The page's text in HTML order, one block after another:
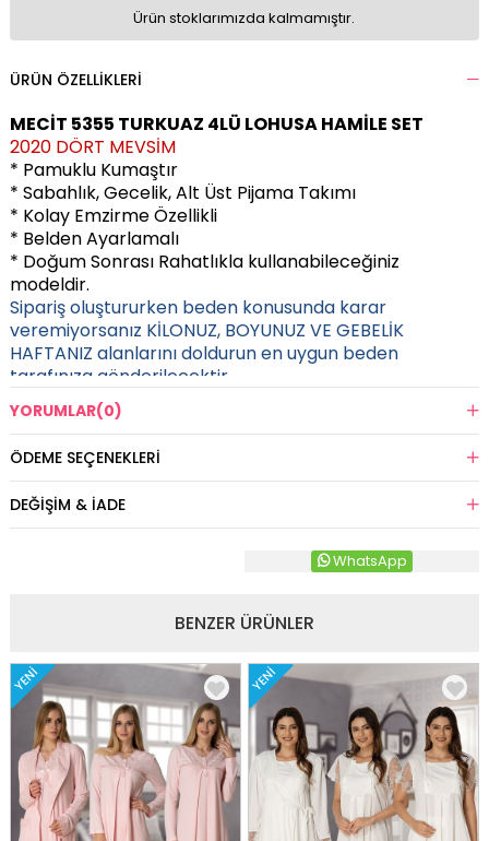
Ürün stoklarımızda kalmamıştır.
ÜRÜN ÖZELLIKLERI
MECİT 5355 TURKUAZ 4LÜ LOHUSA HAMİLE SET
2020 DÖRT MEVSİM
* Pamuklu Kumaştır
* Sabahlık, Gecelik, Alt Üst Pijama Takımı
* Kolay Emzirme Özellikli
* Belden Ayarlamalı
* Doğum Sonrası Rahatlıkla kullanabileceğiniz
modeldir.
Sipariş oluştururken beden konusunda karar
veremiyorsanız KİLONUZ, BOYUNUZ VE GEBELİK
HAFTANIZ alanlarını doldurun en uygun beden
tarafınıza gönderilecektir.
YORUMLAR(0)
ÖDEME SEÇENEKLERI
DEĞIŞIM & İADE
WhatsApp
BENZER ÜRÜNLER
YENI YENI